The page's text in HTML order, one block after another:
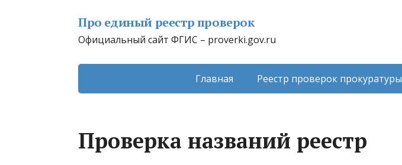
Про единый реестр проверок
Официальный сайт ФГИС – proverki.gov.ru
Главная Реестр проверок прокуратуры
Проверка названий реестр